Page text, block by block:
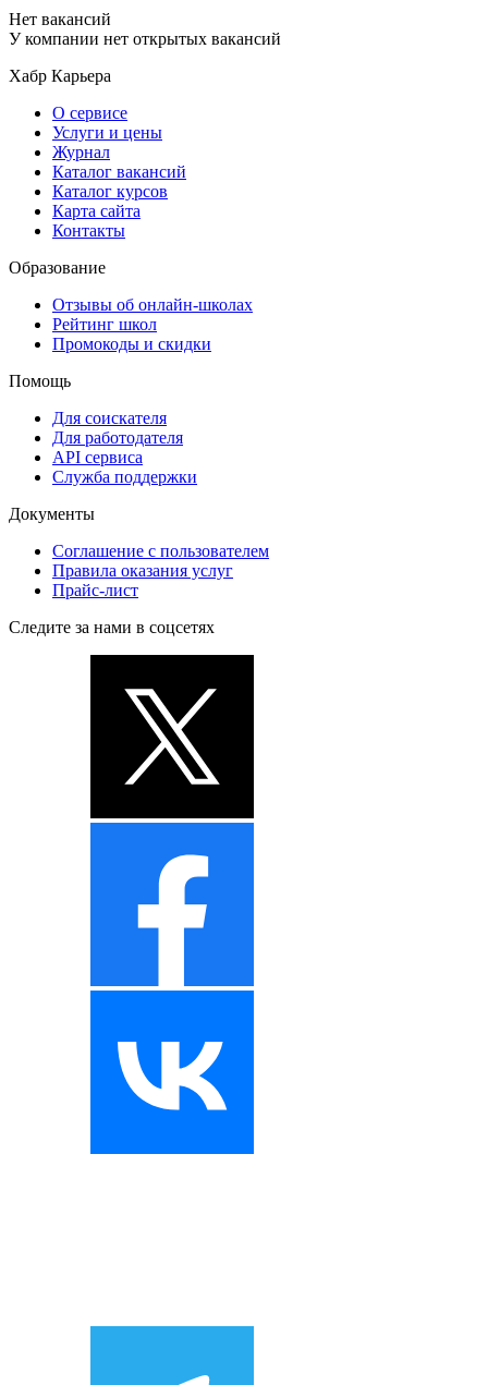
Нет вакансий
У компании нет открытых вакансий
Хабр Карьера
О сервисе
Услуги и цены
Журнал
Каталог вакансий
Каталог курсов
Карта сайта
Контакты
Образование
Отзывы об онлайн-школах
Рейтинг школ
Промокоды и скидки
Помощь
Для соискателя
Для работодателя
API сервиса
Служба поддержки
Документы
Соглашение с пользователем
Правила оказания услуг
Прайс-лист
Следите за нами в соцсетях